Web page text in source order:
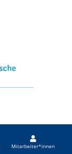
Mitarbeiter*innen